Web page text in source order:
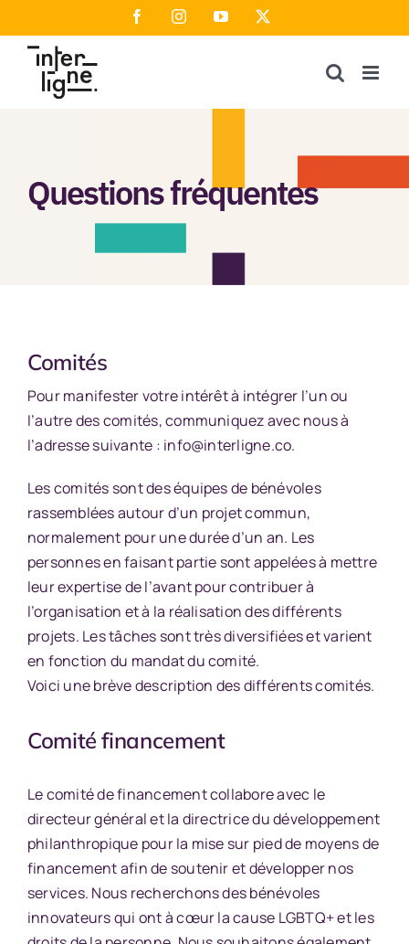
au
contenu
FacebookInstagramYouTube
Questions fréquentes
Comités
Pour manifester votre intérêt à intégrer l’un ou
l’autre des comités, communiquez avec nous à
l’adresse suivante : info@interligne.co.
Les comités sont des équipes de bénévoles
rassemblées autour d’un projet commun,
normalement pour une durée d’un an. Les
personnes en faisant partie sont appelées à mettre
leur expertise de l’avant pour contribuer à
l’organisation et à la réalisation des différents
projets. Les tâches sont très diversifiées et varient
en fonction du mandat du comité.
Voici une brève description des différents comités.
Comité financement
Le comité de financement collabore avec le
directeur général et la directrice du développement
philanthropique pour la mise sur pied de moyens de
financement afin de soutenir et développer nos
services. Nous recherchons des bénévoles
innovateurs qui ont à cœur la cause LGBTQ+ et les